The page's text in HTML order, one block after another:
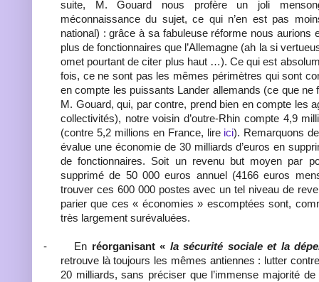
suite, M. Gouard nous profère un joli
méconnaissance du sujet, ce qui n’en est pas
national) : grâce à sa fabuleuse réforme nous aurions
plus de fonctionnaires que l’Allemagne (ah la si
omet pourtant de citer plus haut …). Ce qui est
fois, ce ne sont pas les mêmes périmètres qui sont
en compte les puissants Lander allemands (ce que ne
M. Gouard, qui, par contre, prend bien en compte les
collectivités), notre voisin d’outre-Rhin compte 4,9
(contre 5,2 millions en France, lire ici). Remarquons
évalue une économie de 30 milliards d’euros en
de fonctionnaires. Soit un revenu but moyen par
supprimé de 50 000 euros annuel (4166 euros
trouver ces 600 000 postes avec un tel niveau de
parier que ces « économies » escomptées sont,
très largement surévaluées.
- En réorganisant « la sécurité sociale et la
retrouve là toujours les mêmes antiennes : lutter
20 milliards, sans préciser que l’immense majorité